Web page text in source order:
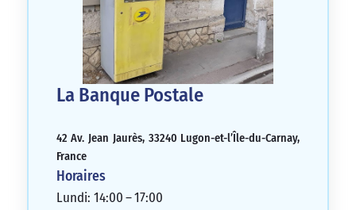
La Banque Postale
42 Av. Jean Jaurès, 33240 Lugon-et-l’Île-du-Carnay,
France
Horaires
Lundi: 14:00 – 17:00